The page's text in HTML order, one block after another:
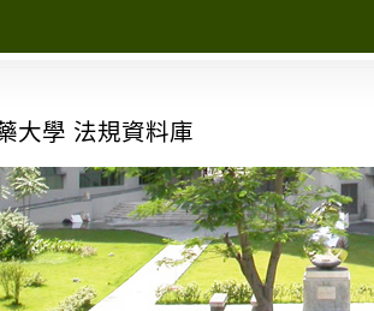
大學 法規資料庫